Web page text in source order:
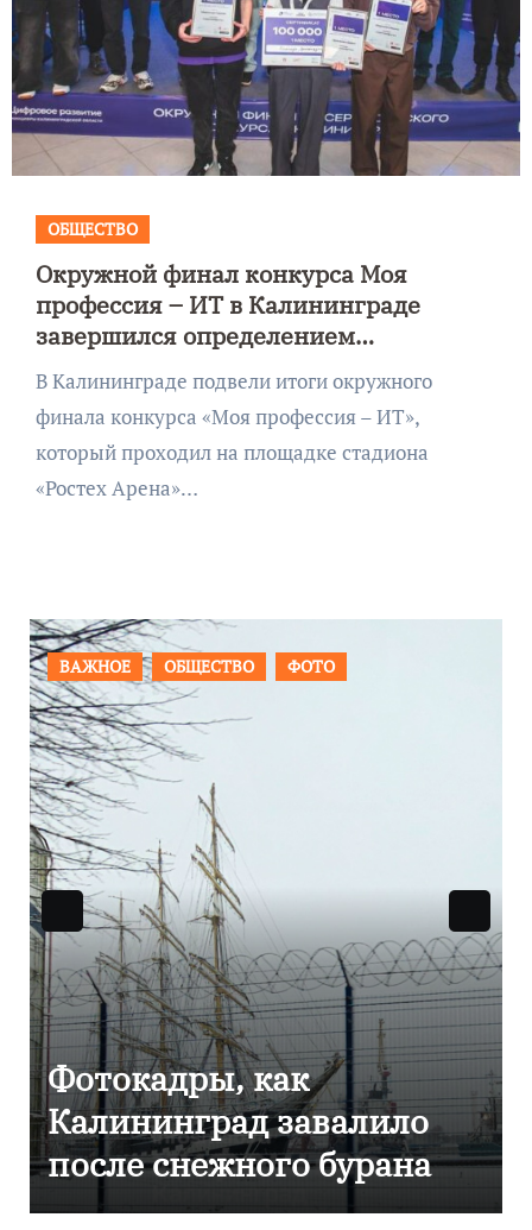
ОБЩЕСТВО
Окружной финал конкурса Моя
профессия – ИТ в Калининграде
завершился определением
победителей
В Калининграде подвели итоги окружного
финала конкурса «Моя профессия – ИТ»,
который проходил на площадке стадиона
«Ростех Арена»…
ФОТО
бурана
ПРОИСШЕСТВИЯ
Фоторепортаж
Калининграде
эвакуировали
сообщения о